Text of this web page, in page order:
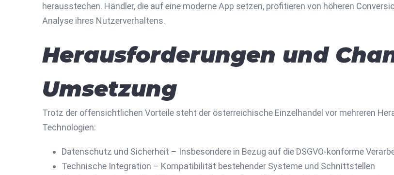
herausstechen. Händler, die auf eine moderne App setzen, profitieren von höheren
Analyse ihres Nutzerverhaltens.
Herausforderungen und
Umsetzung
Trotz der offensichtlichen Vorteile steht der österreichische Einzelhandel vor mehreren
Technologien:
Datenschutz und Sicherheit – Insbesondere in Bezug auf die DSGVO-konforme
Technische Integration – Kompatibilität bestehender Systeme und Schnittstellen